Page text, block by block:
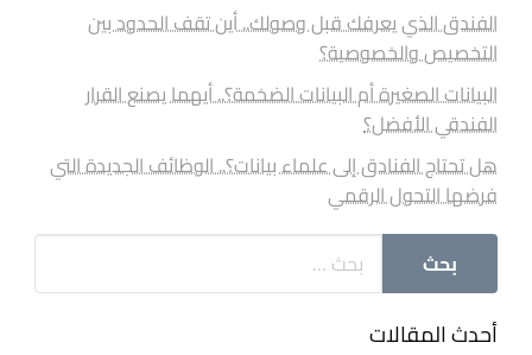
الفندق الذي يعرفك قبل وصولك.. أين تقف الحدود بين
التخصيص والخصوصية؟
البيانات الصغيرة أم البيانات الضخمة؟.. أيهما يصنع القرار
الفندقي الأفضل؟
هل تحتاج الفنادق إلى علماء بيانات؟.. الوظائف الجديدة التي
فرضها التحول الرقمي
أحدث المقالات